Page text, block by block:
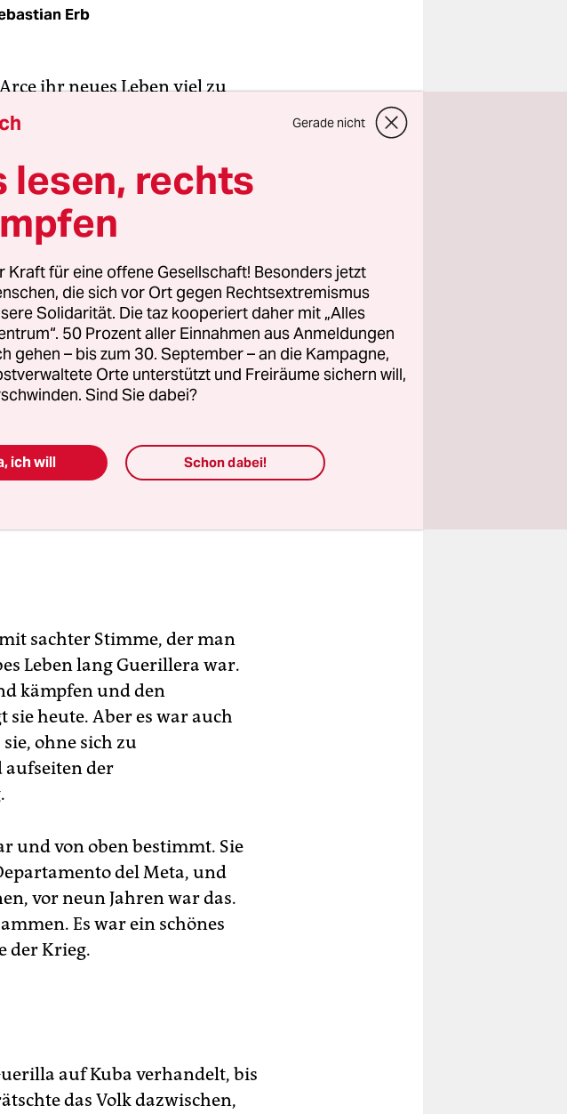
Erb
ihr neues Leben viel zu
Was gibt es heute zu tun?
einkaufen? Und überhaupt:
Schusswechsel, die Angst,
vor allem nicht die langen
sachter Stimme, der man
Leben lang Guerillera war.
kämpfen und den
sie heute. Aber es war auch
ohne sich zu
aufseiten der
und von oben bestimmt. Sie
del Meta, und
vor neun Jahren war das.
Es war ein schönes
der Krieg.
auf Kuba verhandelt, bis
das Volk dazwischen,
Gerade nicht
lesen, rechts
Kraft für eine offene Gesellschaft! Besonders jetzt
die sich vor Ort gegen Rechtsextremismus
Solidarität. Die taz kooperiert daher mit „Alles
50 Prozent aller Einnahmen aus Anmeldungen
gehen – bis zum 30. September – an die Kampagne,
Orte unterstützt und Freiräume sichern will,
Sind Sie dabei?
ich will Schon dabei!